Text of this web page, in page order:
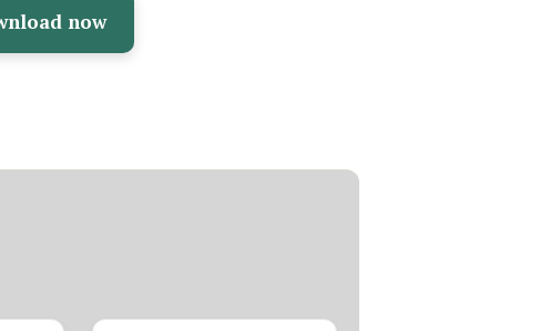
now